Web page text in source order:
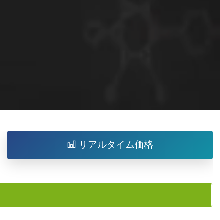
リアルタイム価格